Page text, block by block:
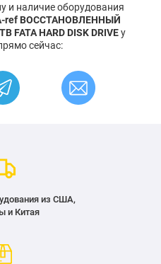
и наличие оборудования
ref ВОССТАНОВЛЕННЫЙ
FATA HARD DISK DRIVEу
сейчас:
из США,
и Китая